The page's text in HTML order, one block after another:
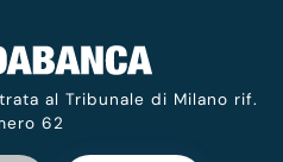
al Tribunale di Milano rif.
62